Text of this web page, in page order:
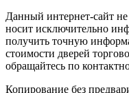
Данный интернет-сайт
носит исключительно
получить точную
стоимости дверей
обращайтесь по
Копирование без